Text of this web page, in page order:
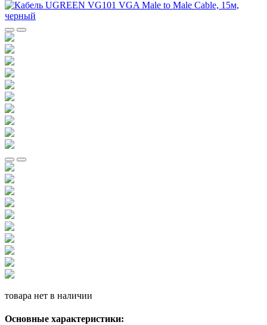
товара нет в наличии
Основные характеристики: